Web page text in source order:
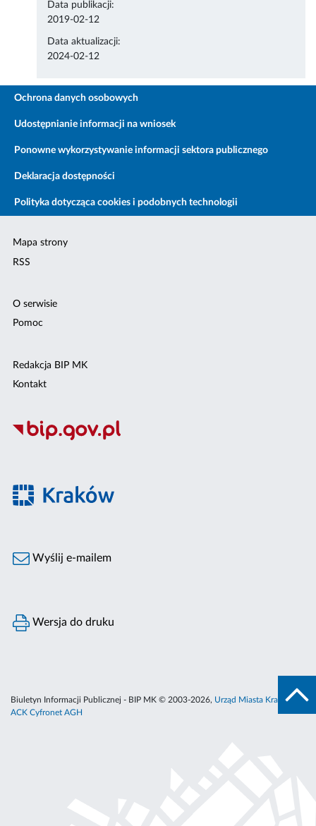
Data publikacji:
2019-02-12
Data aktualizacji:
2024-02-12
Ochrona danych osobowych
Udostępnianie informacji na wniosek
Ponowne wykorzystywanie informacji sektora publicznego
Deklaracja dostępności
Polityka dotycząca cookies i podobnych technologii
Mapa strony
RSS
O serwisie
Pomoc
Redakcja BIP MK
Kontakt
Wyślij e-mailem
Wersja do druku
Biuletyn Informacji Publicznej - BIP MK © 2003-2026, Urząd Miasta Krakowa
ACK Cyfronet AGH